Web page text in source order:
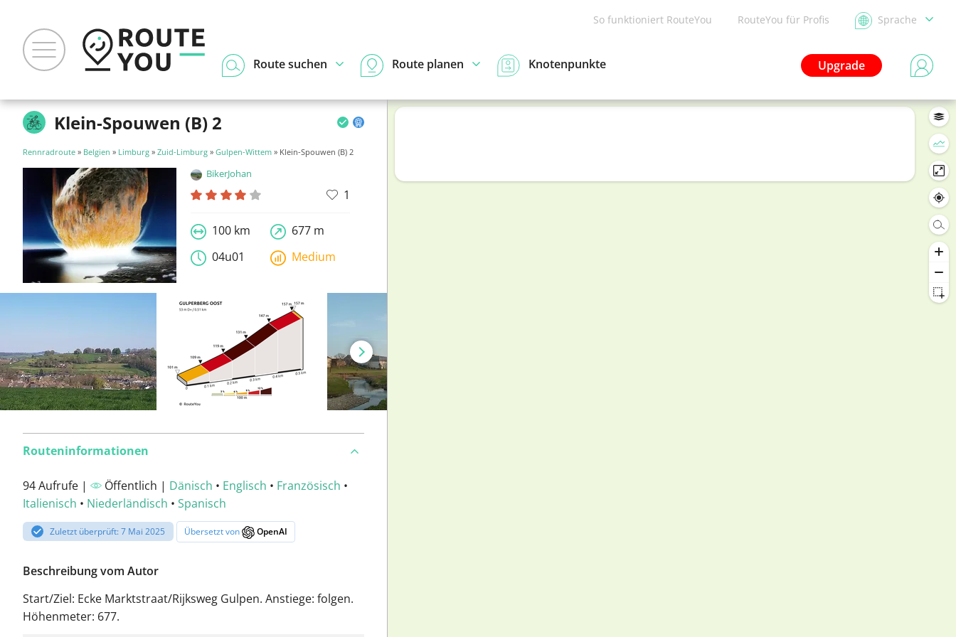
So funktioniert RouteYou RouteYou für Profis Sprache
Upgrade
Route suchen Route planen Knotenpunkte
Klein-Spouwen (B) 2
Rennradroute » Belgien » Limburg » Zuid-Limburg » Gulpen-Wittem » Klein-Spouwen (B) 2
BikerJohan
1
100 km
677 m
04u01
Medium
Routeninformationen
94 Aufrufe | Öffentlich | Dänisch • Englisch • Französisch •
Italienisch • Niederländisch • Spanisch
Zuletzt überprüft: 7 Mai 2025 Übersetzt von OpenAI
Beschreibung vom Autor
Start/Ziel: Ecke Marktstraat/Rijksweg Gulpen. Anstiege: folgen.
Höhenmeter: 677.